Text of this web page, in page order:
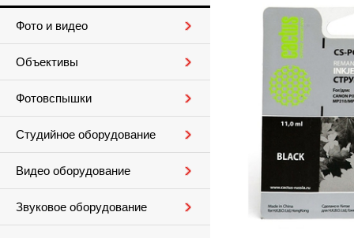
Фото и видео
Объективы
Фотовспышки
Студийное оборудование
Видео оборудование
Звуковое оборудование